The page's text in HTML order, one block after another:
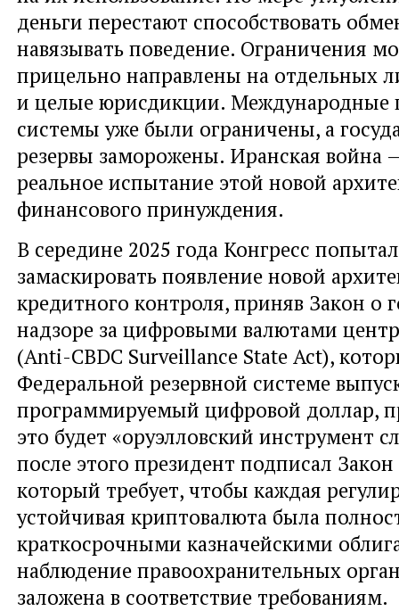
деньги перестают способствовать
навязывать поведение. Ограничения
прицельно направлены на отдельных
и целые юрисдикции. Международные
системы уже были ограничены, а
резервы заморожены. Иранская война
реальное испытание этой новой
финансового принуждения.
В середине 2025 года Конгресс
замаскировать появление новой
кредитного контроля, приняв Закон о
надзоре за цифровыми валютами
(Anti-CBDC Surveillance State Act),
Федеральной резервной системе
программируемый цифровой доллар,
это будет «оруэлловский инструмент
после этого президент подписал Закон
который требует, чтобы каждая
устойчивая криптовалюта была
краткосрочными казначейскими
наблюдение правоохранительных
заложена в соответствие требованиям.